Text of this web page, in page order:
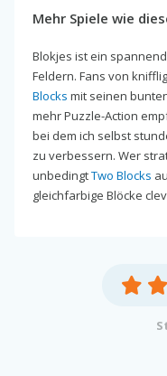
Mehr Spiele wie
Blokjes ist ein
Feldern. Fans von
Blocks mit seinen
mehr Puzzle-Action
bei dem ich selbst
zu verbessern. Wer
unbedingtTwo Blocks
gleichfarbige Blöcke